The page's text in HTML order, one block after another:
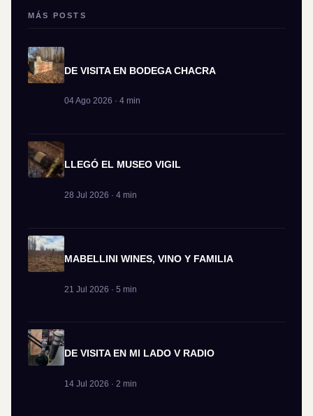
MÁS POSTS
DE VISITA EN BODEGA CHACRA
04 Ago 2026 · 4 min
LLEGÓ EL MUSEO VIGIL
28 Jul 2026 · 4 min
MABELLINI WINES, VINO Y FAMILIA
21 Jul 2026 · 5 min
DE VISITA EN MI LADO V RADIO
14 Jul 2026 · 2 min